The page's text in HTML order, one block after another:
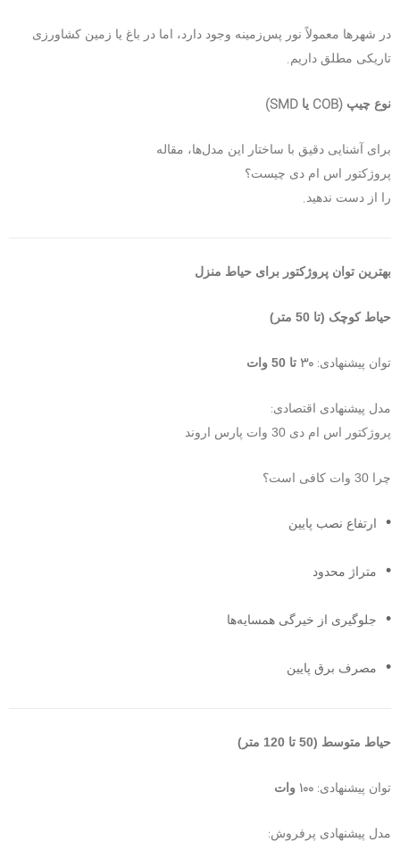
در شهرها معمولاً نور پس‌زمینه وجود دارد، اما در باغ یا زمین کشاورزی
تاریکی مطلق داریم .
نوع چیپ (SMD یا COB)
برای آشنایی دقیق با ساختار این مدل‌ها، مقاله
پروژکتور اس ام دی چیست؟
را از دست ندهید .
بهترین توان پروژکتور برای حیاط منزل
حیاط کوچک (تا 50 متر)
توان پیشنهادی:
30 تا 50 وات
مدل پیشنهادی اقتصادی:
پروژکتور اس ام دی 30 وات پارس اروند
چرا 30 وات کافی است؟
ارتفاع نصب پایین
متراژ محدود
جلوگیری از خیرگی همسایه‌ها
مصرف برق پایین
حیاط متوسط (50 تا 120 متر)
توان پیشنهادی:
100 وات
مدل پیشنهادی پرفروش: